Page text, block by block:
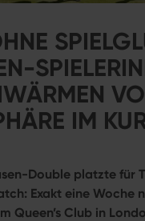
IM
Double platzte für
Exakt eine Woche
Queen’s Club in